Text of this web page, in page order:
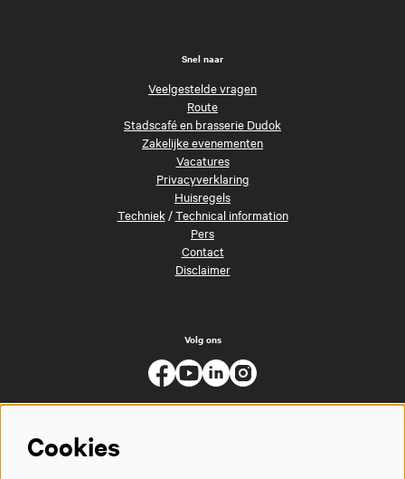
Snel naar
Veelgestelde vragen
Route
Stadscafé en brasserie Dudok
Zakelijke evenementen
Vacatures
Privacyverklaring
Huisregels
Techniek/Technical information
Pers
Contact
Disclaimer
Volg ons
Cookies